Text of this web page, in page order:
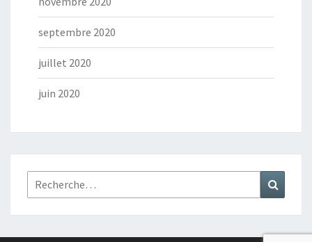
septembre 2020
juillet 2020
juin 2020
Rechercher :